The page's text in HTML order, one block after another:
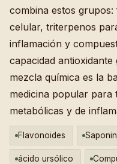
combina estos
celular, triterpenos
inflamación y
capacidad
mezcla química es la
medicina popular para
metabólicas y de
Flavonoides
ácido ursólico